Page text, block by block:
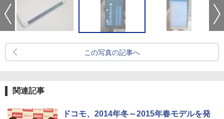
この写真の記事へ
関連記事
ドコモ、2014年冬～2015年春モデルを発